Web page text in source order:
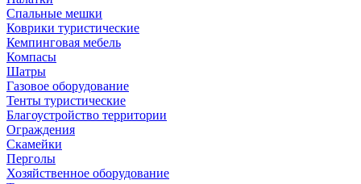
Спальные мешки
Коврики туристические
Кемпинговая мебель
Компасы
Шатры
Газовое оборудование
Тенты туристические
Благоустройство территории
Ограждения
Скамейки
Перголы
Хозяйственное оборудование